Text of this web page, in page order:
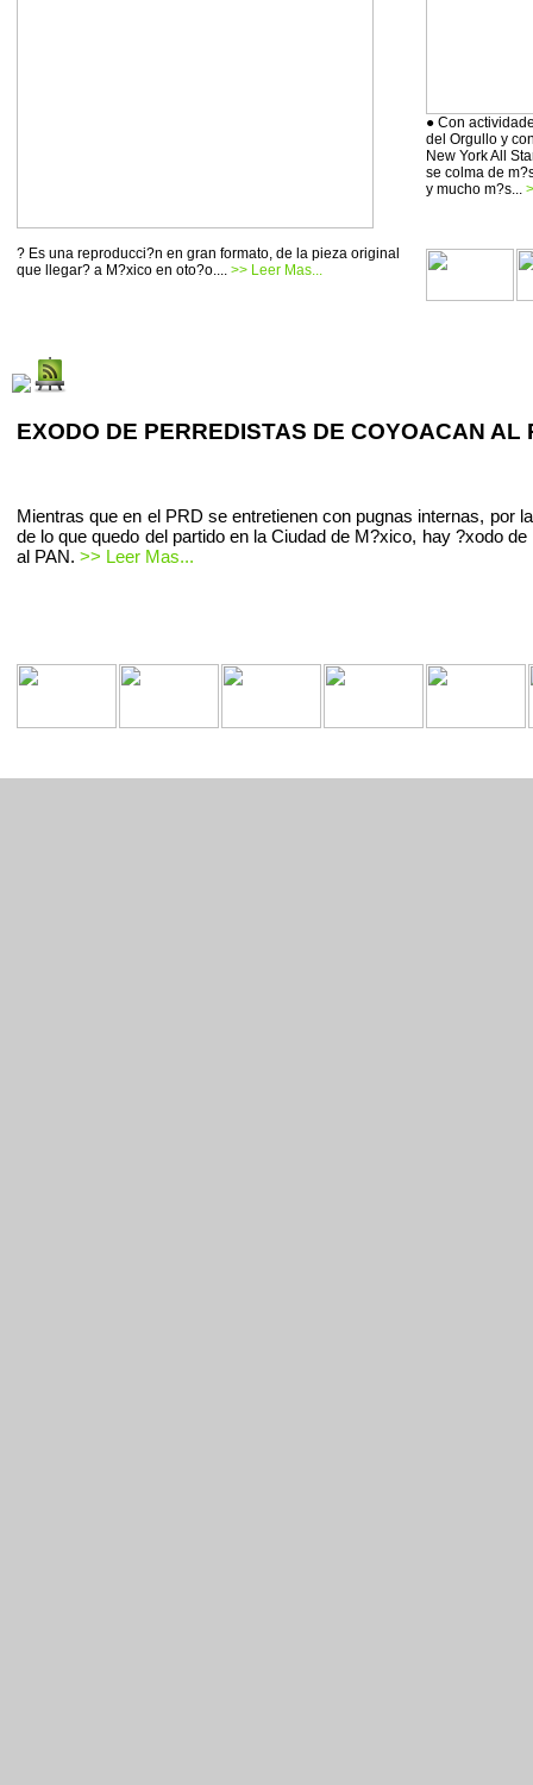
? Es una reproducci?n en gran formato, de la pieza original
que llegar? a M?xico en oto?o.... >> Leer Mas...
● Con
del Orgullo y
New York All
se colma de
y mucho m?s...
EXODO DE PERREDISTAS DE COYOACAN AL
Mientras que en el PRD se entretienen con pugnas internas, por
de lo que quedo del partido en la Ciudad de M?xico, hay ?xodo de
al PAN. >> Leer Mas...